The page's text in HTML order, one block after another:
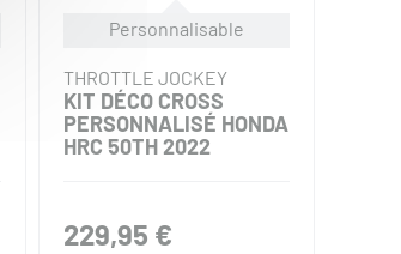
Personnalisable
THROTTLE JOCKEY
KIT DÉCO CROSS
PERSONNALISÉ HONDA
HRC 50TH 2022
229,95 €